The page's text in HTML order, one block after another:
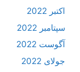
اکتبر 2022
سپتامبر 2022
آگوست 2022
جولای 2022